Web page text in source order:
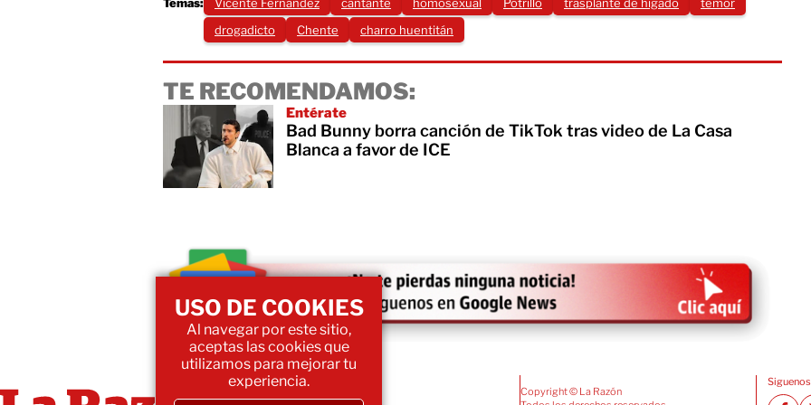
drogadicto
Chente charro huentitán
TE RECOMENDAMOS:
Entérate
Bad Bunny borra canción de TikTok tras video de La Casa
Blanca a favor de ICE
Copyright © La Razón
USO DE COOKIES
Al navegar por este sitio,
aceptas las cookies que
utilizamos para mejorar tu
experiencia.